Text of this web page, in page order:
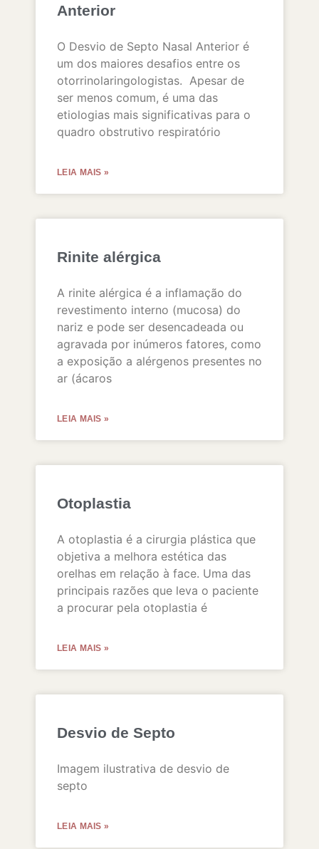
Anterior
O Desvio de Septo Nasal Anterior é
um dos maiores desafios entre os
otorrinolaringologistas. Apesar de
ser menos comum, é uma das
etiologias mais significativas para o
quadro obstrutivo respiratório
LEIA MAIS »
Rinite alérgica
A rinite alérgica é a inflamação do
revestimento interno (mucosa) do
nariz e pode ser desencadeada ou
agravada por inúmeros fatores, como
a exposição a alérgenos presentes no
ar (ácaros
LEIA MAIS »
Otoplastia
A otoplastia é a cirurgia plástica que
objetiva a melhora estética das
orelhas em relação à face. Uma das
principais razões que leva o paciente
a procurar pela otoplastia é
LEIA MAIS »
Desvio de Septo
Imagem ilustrativa de desvio de
septo
LEIA MAIS »